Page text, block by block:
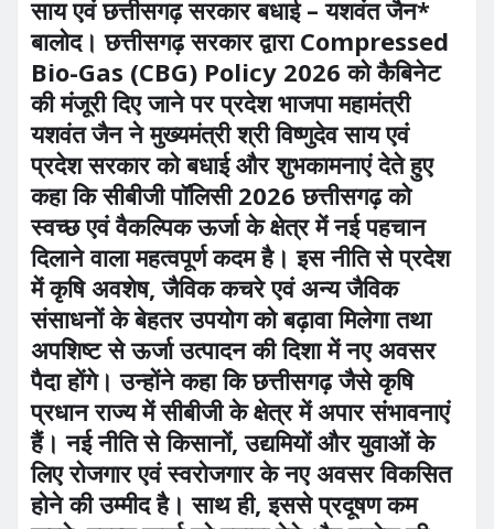
साय एवं छत्तीसगढ़ सरकार बधाई – यशवंत जैन*
बालोद। छत्तीसगढ़ सरकार द्वारा Compressed
Bio-Gas (CBG) Policy 2026 को कैबिनेट
की मंजूरी दिए जाने पर प्रदेश भाजपा महामंत्री
यशवंत जैन ने मुख्यमंत्री श्री विष्णुदेव साय एवं
प्रदेश सरकार को बधाई और शुभकामनाएं देते हुए
कहा कि सीबीजी पॉलिसी 2026 छत्तीसगढ़ को
स्वच्छ एवं वैकल्पिक ऊर्जा के क्षेत्र में नई पहचान
दिलाने वाला महत्वपूर्ण कदम है। इस नीति से प्रदेश
में कृषि अवशेष, जैविक कचरे एवं अन्य जैविक
संसाधनों के बेहतर उपयोग को बढ़ावा मिलेगा तथा
अपशिष्ट से ऊर्जा उत्पादन की दिशा में नए अवसर
पैदा होंगे। उन्होंने कहा कि छत्तीसगढ़ जैसे कृषि
प्रधान राज्य में सीबीजी के क्षेत्र में अपार संभावनाएं
हैं। नई नीति से किसानों, उद्यमियों और युवाओं के
लिए रोजगार एवं स्वरोजगार के नए अवसर विकसित
होने की उम्मीद है। साथ ही, इससे प्रदूषण कम